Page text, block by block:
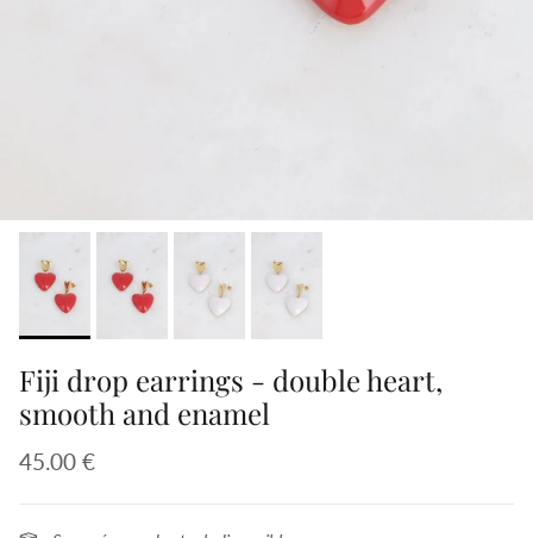
Fiji drop earrings - double heart,
smooth and enamel
45.00 €